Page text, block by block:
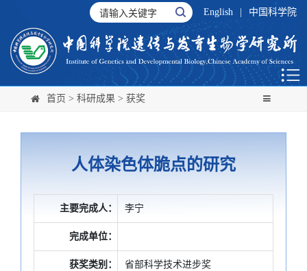
English 中国科学院
首页 > 科研成果 > 获奖
人体染色体脆点的研究
主要完成人： 李宁
完成单位：
获奖类别： 省部科学技术进步奖